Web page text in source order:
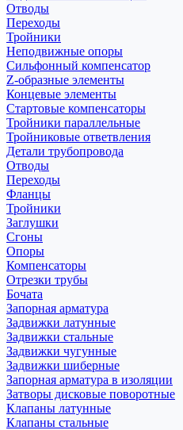
Отводы
Переходы
Тройники
Неподвижные опоры
Cильфонный компенсатор
Z-образные элементы
Концевые элементы
Стартовые компенсаторы
Тройники параллельные
Тройниковые ответвления
Детали трубопровода
Отводы
Переходы
Фланцы
Тройники
Заглушки
Сгоны
Опоры
Компенсаторы
Отрезки трубы
Бочата
Запорная арматура
Задвижки латунные
Задвижки стальные
Задвижки чугунные
Задвижки шиберные
Запорная арматура в изоляции
Затворы дисковые поворотные
Клапаны латунные
Клапаны стальные